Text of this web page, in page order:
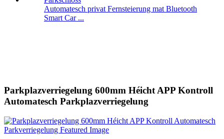
Automatesch privat Fernsteierung mat Bluetooth
Smart Car ...
Parkplazverriegelung 600mm Héicht APP Kontroll
Automatesch Parkplazverriegelung